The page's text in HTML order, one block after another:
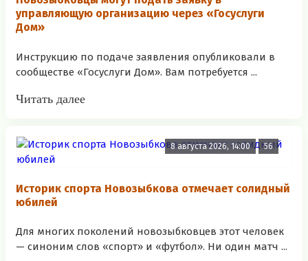
управляющую организацию через «Госуслуги
Дом»
Инструкцию по подаче заявления опубликовали в
сообществе «Госуслуги Дом». Вам потребуется ...
Читать далее
8 августа 2026, 14:00 56
Историк спорта Новозыбкова отмечает солидный
юбилей
Для многих поколений новозыбковцев этот человек
— синоним слов «спорт» и «футбол». Ни один матч ...